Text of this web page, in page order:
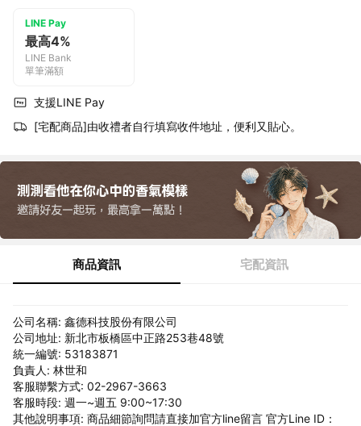
LINE Pay
最高4%
LINE Bank
單筆滿額
支援LINE Pay
[宅配商品]由收禮者自行填寫收件地址，便利又貼心。
商品資訊 宅配資訊
公司名稱: 鑫德科技股份有限公司
公司地址: 新北市板橋區中正路253巷48號
統一編號: 53183871
負責人: 林世和
客服聯繫方式: 02-2967-3663
客服時段: 週一~週五 9:00~17:30
其他說明事項: 商品細節詢問請直接加官方line留言 官方Line ID：